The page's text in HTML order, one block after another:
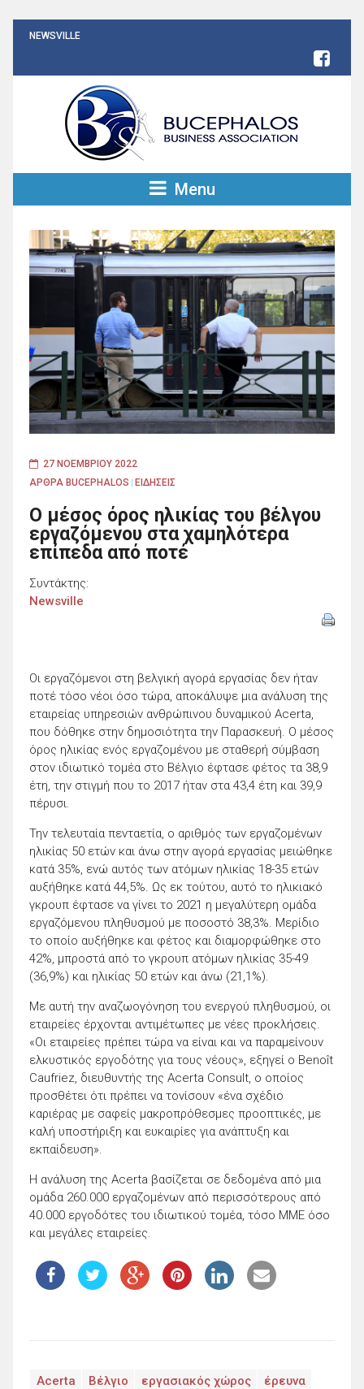
NEWSVILLE
Menu
27 ΝΟΕΜΒΡΊΟΥ 2022
ΑΡΘΡΑ BUCEPHALOS
ΕΙΔΗΣΕΙΣ
Ο μέσος όρος ηλικίας του βέλγου
εργαζόμενου στα χαμηλότερα
επίπεδα από ποτέ
Συντάκτης:
Newsville
Οι εργαζόμενοι στη βελγική αγορά εργασίας δεν ήταν
ποτέ τόσο νέοι όσο τώρα, αποκάλυψε μια ανάλυση της
εταιρείας υπηρεσιών ανθρώπινου δυναμικού Acerta,
που δόθηκε στην δημοσιότητα την Παρασκευή. Ο μέσος
όρος ηλικίας ενός εργαζομένου με σταθερή σύμβαση
στον ιδιωτικό τομέα στο Βέλγιο έφτασε φέτος τα 38,9
έτη, την στιγμή που το 2017 ήταν στα 43,4 έτη και 39,9
πέρυσι.
Την τελευταία πενταετία, ο αριθμός των εργαζομένων
ηλικίας 50 ετών και άνω στην αγορά εργασίας μειώθηκε
κατά 35%, ενώ αυτός των ατόμων ηλικίας 18-35 ετών
αυξήθηκε κατά 44,5%. Ως εκ τούτου, αυτό το ηλικιακό
γκρουπ έφτασε να γίνει το 2021 η μεγαλύτερη ομάδα
εργαζόμενου πληθυσμού με ποσοστό 38,3%. Μερίδιο
το οποίο αυξήθηκε και φέτος και διαμορφώθηκε στο
42%, μπροστά από το γκρουπ ατόμων ηλικίας 35-49
(36,9%) και ηλικίας 50 ετών και άνω (21,1%).
Με αυτή την αναζωογόνηση του ενεργού πληθυσμού, οι
εταιρείες έρχονται αντιμέτωπες με νέες προκλήσεις.
«Οι εταιρείες πρέπει τώρα να είναι και να παραμείνουν
ελκυστικός εργοδότης για τους νέους», εξηγεί ο Benoît
Caufriez, διευθυντής της Acerta Consult, ο οποίος
προσθέτει ότι πρέπει να τονίσουν «ένα σχέδιο
καριέρας με σαφείς μακροπρόθεσμες προοπτικές, με
καλή υποστήριξη και ευκαιρίες για ανάπτυξη και
εκπαίδευση».
Η ανάλυση της Acerta βασίζεται σε δεδομένα από μια
ομάδα 260.000 εργαζομένων από περισσότερους από
40.000 εργοδότες του ιδιωτικού τομέα, τόσο ΜΜΕ όσο
και μεγάλες εταιρείες.
Acerta Βέλγιο εργασιακός χώρος
έρευνα